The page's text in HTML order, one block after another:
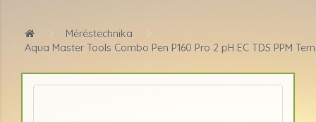
Méréstechnika
Aqua Master Tools Combo Pen P160 Pro 2 pH EC TDS PPM